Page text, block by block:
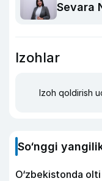
Sevara
Izohlar
Izoh qoldirish
So‘nggi
O‘zbekistonda